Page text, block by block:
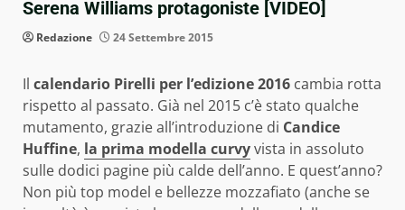
Serena Williams protagoniste [VIDEO]
Redazione 24 Settembre 2015
Il calendario Pirelli per l’edizione 2016 cambia rotta
rispetto al passato. Già nel 2015 c’è stato qualche
mutamento, grazie all’introduzione di Candice
Huffine, la prima modella curvyvista in assoluto
sulle dodici pagine più calde dell’anno. E quest’anno?
Non più top model e bellezze mozzafiato (anche se